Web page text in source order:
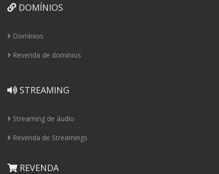
DOMÍNIOS
Domínios
Revenda de domínios
STREAMING
Streaming de áudio
Revenda de Streamings
REVENDA